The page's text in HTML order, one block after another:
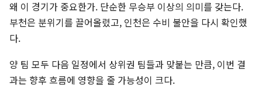
왜 이 경기가 중요한가. 단순한 무승부 이상의 의미를 갖는다.
부천은 분위기를 끌어올렸고, 인천은 수비 불안을 다시 확인했
다.
양 팀 모두 다음 일정에서 상위권 팀들과 맞붙는 만큼, 이번 결
과는 향후 흐름에 영향을 줄 가능성이 크다.